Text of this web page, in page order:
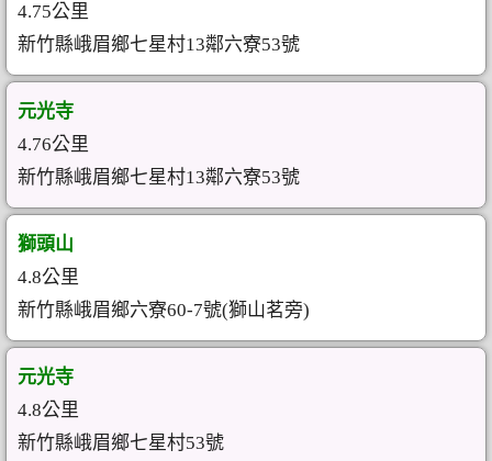
4.75公里
新竹縣峨眉鄉七星村13鄰六寮53號
元光寺
4.76公里
新竹縣峨眉鄉七星村13鄰六寮53號
獅頭山
4.8公里
新竹縣峨眉鄉六寮60-7號(獅山茗旁)
元光寺
4.8公里
新竹縣峨眉鄉七星村53號